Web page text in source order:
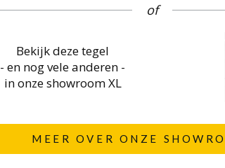
of
Bekijk deze tegel
- en nog vele anderen -
in onze showroom XL
MEER OVER ONZE